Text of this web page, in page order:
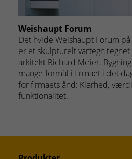
Weishaupt Forum
Det hvide Weishaupt Forum
er et skulpturelt vartegn
arkitekt Richard Meier.
mange formål i firmaet i det
for firmaets ånd: Klarhed,
funktionalitet.